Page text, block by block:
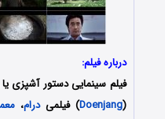
درباره فیلم:
(
Doenjang) فیلمیدرام،